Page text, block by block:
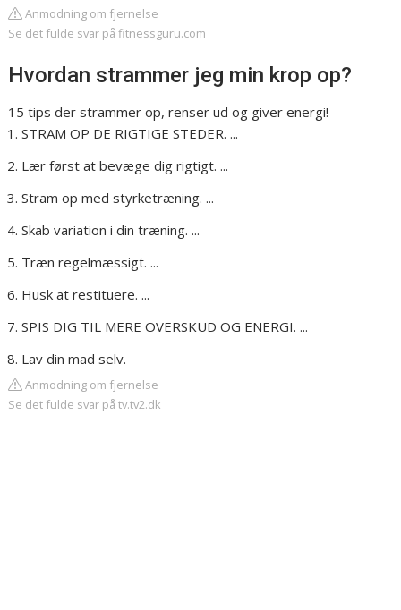
Anmodning om fjernelse
Se det fulde svar på fitnessguru.com
Hvordan strammer jeg min krop op?
15 tips der strammer op, renser ud og giver energi!
STRAM OP DE RIGTIGE STEDER. ...
Lær først at bevæge dig rigtigt. ...
Stram op med styrketræning. ...
Skab variation i din træning. ...
Træn regelmæssigt. ...
Husk at restituere. ...
SPIS DIG TIL MERE OVERSKUD OG ENERGI. ...
Lav din mad selv.
Anmodning om fjernelse
Se det fulde svar på tv.tv2.dk